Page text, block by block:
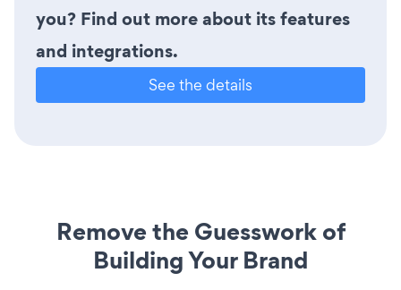
you? Find out more about its features
and integrations.
See the details
Remove the Guesswork of
Building Your Brand